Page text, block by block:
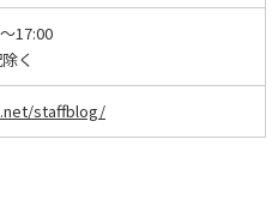
17:00
く
staffblog/